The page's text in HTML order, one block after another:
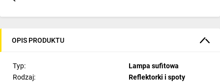
OPIS PRODUKTU
Typ:
Lampa sufitowa
Rodzaj:
Reflektorki i spoty